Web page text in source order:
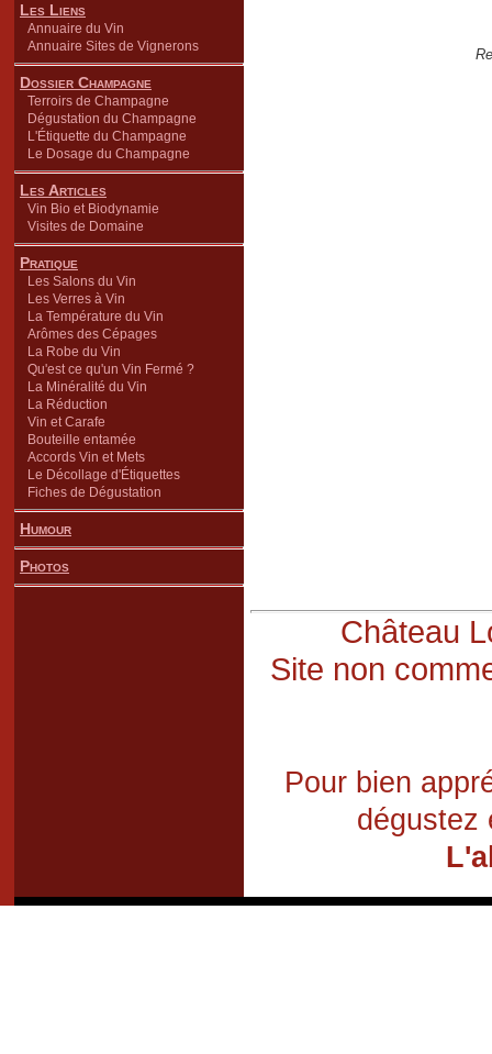
Les Liens
Annuaire du Vin
Annuaire Sites de Vignerons
Dossier Champagne
Terroirs de Champagne
Dégustation du Champagne
L'Étiquette du Champagne
Le Dosage du Champagne
Les Articles
Vin Bio et Biodynamie
Visites de Domaine
Pratique
Les Salons du Vin
Les Verres à Vin
La Température du Vin
Arômes des Cépages
La Robe du Vin
Qu'est ce qu'un Vin Fermé ?
La Minéralité du Vin
La Réduction
Vin et Carafe
Bouteille entamée
Accords Vin et Mets
Le Décollage d'Étiquettes
Fiches de Dégustation
Humour
Photos
Château
Site non
Pour bien
dégustez